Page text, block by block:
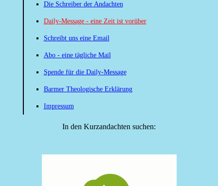
Die Schreiber der Andachten
Daily-Message - eine Zeit ist vorüber
Schreibt uns eine Email
Abo - eine tägliche Mail
Spende für die Daily-Message
Barmer Theologische Erklärung
Impressum
In den Kurzandachten suchen: